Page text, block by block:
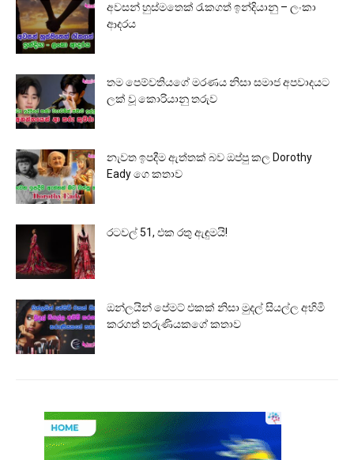
අවසන් හුස්මතෙක් රැකගත් ඉන්දියානු – ලංකා
ආදරය
තම පෙම්වතියගේ මරණය නිසා සමාජ අපවාදයට
ලක් වූ කොරියානු තරුව
නැවත ඉපදීම ඇත්තක් බව ඔප්පු කල Dorothy
Eady ගෙ කතාව
රටවල් 51, එක රතු ඇඳුමයි!
ඔන්ලයින් පේමට් එකක් නිසා මුදල් සියල්ල අහිමි
කරගත් තරුණියකගේ කතාව